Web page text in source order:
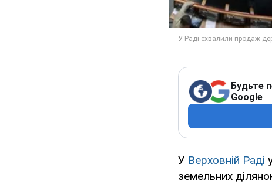
Будьте
Google
У Верховній Раді
земельних